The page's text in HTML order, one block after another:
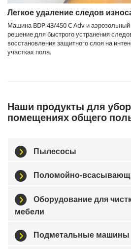
Легкое удаление следов
Машина BDP 43/450 C Adv и
решение для быстрого устранения
восстановления защитного слоя на
участках пола.
Наши продукты для
помещениях общего
Пылесосы
Поломойно-
Оборудование для
мебели
Подметальные машины